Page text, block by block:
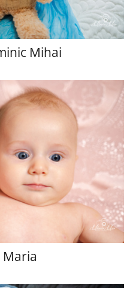
Mihai
Maria